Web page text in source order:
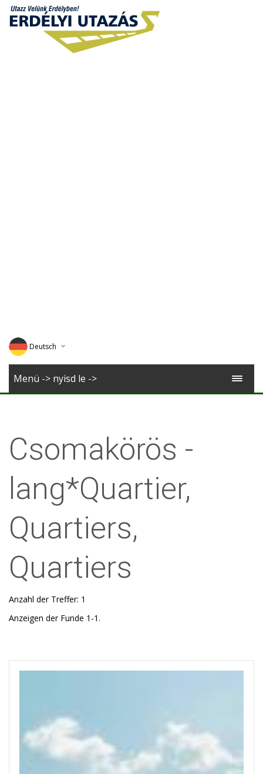
Deutsch
English
Menü -> nyisd le ->
Csomakörös -
lang*Quartier,
Quartiers,
Quartiers
Anzahl der Treffer: 1
Anzeigen der Funde 1-1.